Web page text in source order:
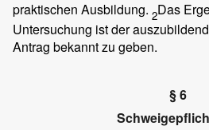
praktischen Ausbildung. 2Das
Untersuchung ist der
Antrag bekannt zu geben.
§ 6